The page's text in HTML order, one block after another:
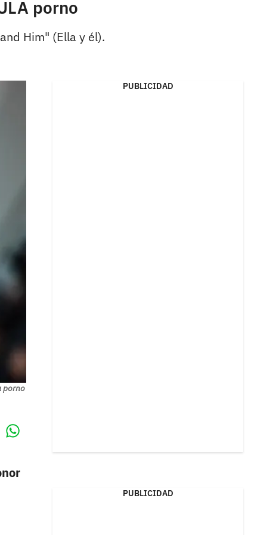
porno
Him" (Ella y él).
porno
PUBLICIDAD
PUBLICIDAD